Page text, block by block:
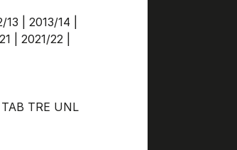
13 2013/14
2021/22|
TAB TRE UNL